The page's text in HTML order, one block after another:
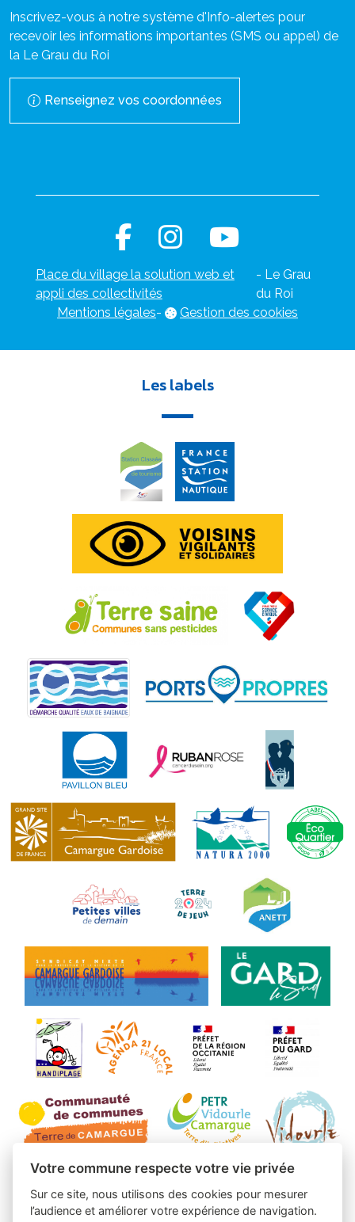
Inscrivez-vous à notre système d'Info-alertes pour
recevoir les informations importantes (SMS ou appel) de
la Le Grau du Roi
Renseignez vos coordonnées
Place du village la solution web et
appli des collectivités
- Le Grau
du Roi
Mentions légales- Gestion des cookies
Les labels
Votre commune respecte votre vie privée
Sur ce site, nous utilisons des cookies pour mesurer
l’audience et améliorer votre expérience de navigation.